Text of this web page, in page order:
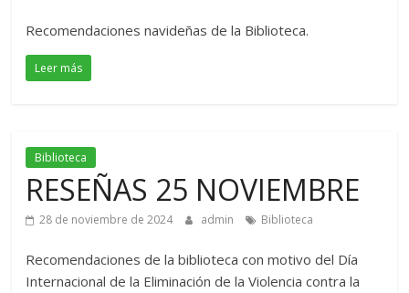
Recomendaciones navideñas de la Biblioteca.
Leer más
Biblioteca
RESEÑAS 25 NOVIEMBRE
28 de noviembre de 2024 admin Biblioteca
Recomendaciones de la biblioteca con motivo del Día
Internacional de la Eliminación de la Violencia contra la